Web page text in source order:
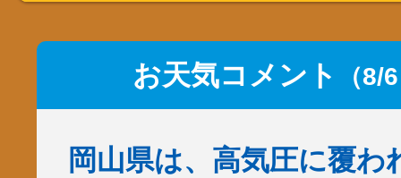
お天気コメント （8/
岡山県は、高気圧に覆わ